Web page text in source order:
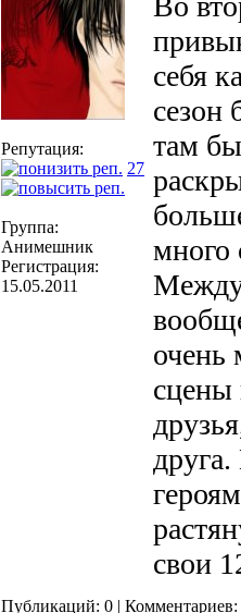
Репутация:
27
Группа:
Анимешник
Регистрация:
15.05.2011
себя
сезон
там
много
Между
очень
друга.
свои
Публикаций: 0 | Комментариев: